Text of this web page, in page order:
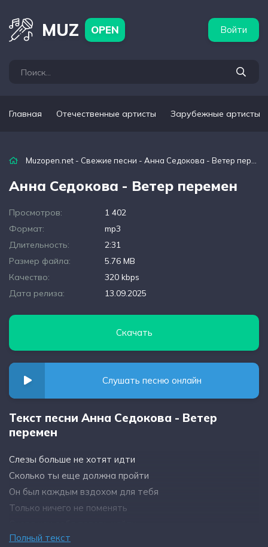
MUZ OPEN Войти
Главная Отечественные артисты Зарубежные артисты
Muzopen.net - Свежие песни - Анна Седокова - Ветер перемен
Анна Седокова - Ветер перемен
Просмотров:
1 402
Формат:
mp3
Длительность:
2:31
Размер файла:
5.76 MB
Качество:
320 kbps
Дата релиза:
13.09.2025
Скачать
Слушать песню онлайн
Текст песни Анна Седокова - Ветер
перемен
Слезы больше не хотят идти
Сколько ты еще должна пройти
Он был каждым вздохом для тебя
Только ничего не поменять
Сколько, детка, ты должна пройти
Полный текст
артисты Популярные подборки